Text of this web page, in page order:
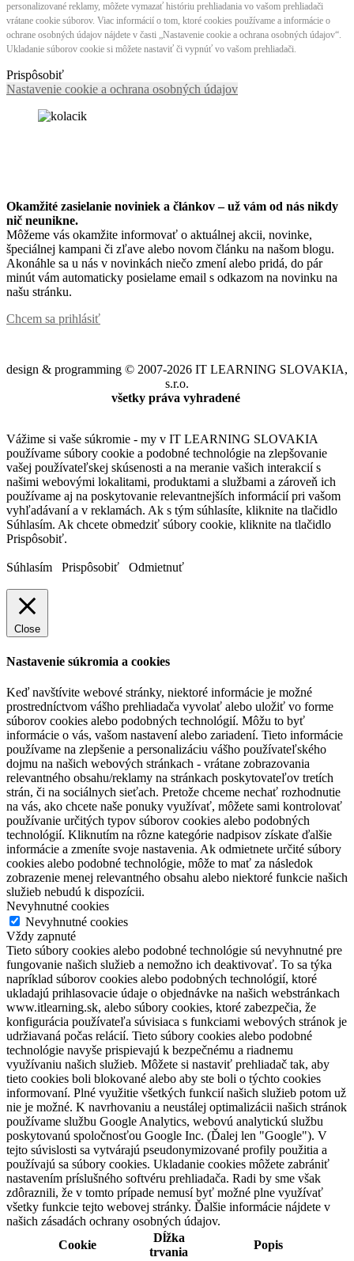
personalizované reklamy, môžete vymazať históriu prehliadania vo vašom prehliadači
vrátane cookie súborov. Viac informácií o tom, ktoré cookies používame a informácie o
ochrane osobných údajov nájdete v časti „Nastavenie cookie a ochrana osobných údajov“.
Ukladanie súborov cookie si môžete nastaviť či vypnúť vo vašom prehliadači.
Prispôsobiť
Nastavenie cookie a ochrana osobných údajov
Okamžité zasielanie noviniek a článkov – už vám od nás nikdy
nič neunikne.
Môžeme vás okamžite informovať o aktuálnej akcii, novinke,
špeciálnej kampani či zľave alebo novom článku na našom blogu.
Akonáhle sa u nás v novinkách niečo zmení alebo pridá, do pár
minút vám automaticky posielame email s odkazom na novinku na
našu stránku.
Chcem sa prihlásiť
design & programming © 2007-2026 IT LEARNING SLOVAKIA,
s.r.o.
všetky práva vyhradené
Vážime si vaše súkromie - my v IT LEARNING SLOVAKIA
používame súbory cookie a podobné technológie na zlepšovanie
vašej používateľskej skúsenosti a na meranie vašich interakcií s
našimi webovými lokalitami, produktami a službami a zároveň ich
používame aj na poskytovanie relevantnejších informácií pri vašom
vyhľadávaní a v reklamách. Ak s tým súhlasíte, kliknite na tlačidlo
Súhlasím. Ak chcete obmedziť súbory cookie, kliknite na tlačidlo
Prispôsobiť.
Súhlasím Prispôsobiť Odmietnuť
Close
Nastavenie súkromia a cookies
Keď navštívite webové stránky, niektoré informácie je možné
prostredníctvom vášho prehliadača vyvolať alebo uložiť vo forme
súborov cookies alebo podobných technológií. Môžu to byť
informácie o vás, vašom nastavení alebo zariadení. Tieto informácie
používame na zlepšenie a personalizáciu vášho používateľského
dojmu na našich webových stránkach - vrátane zobrazovania
relevantného obsahu/reklamy na stránkach poskytovateľov tretích
strán, či na sociálnych sieťach. Pretože chceme nechať rozhodnutie
na vás, ako chcete naše ponuky využívať, môžete sami kontrolovať
používanie určitých typov súborov cookies alebo podobných
technológií. Kliknutím na rôzne kategórie nadpisov získate ďalšie
informácie a zmeníte svoje nastavenia. Ak odmietnete určité súbory
cookies alebo podobné technológie, môže to mať za následok
zobrazenie menej relevantného obsahu alebo niektoré funkcie našich
služieb nebudú k dispozícii.
Nevyhnutné cookies
Nevyhnutné cookies
Vždy zapnuté
Tieto súbory cookies alebo podobné technológie sú nevyhnutné pre
fungovanie našich služieb a nemožno ich deaktivovať. To sa týka
napríklad súborov cookies alebo podobných technológií, ktoré
ukladajú prihlasovacie údaje o objednávke na našich webstránkach
www.itlearning.sk, alebo súbory cookies, ktoré zabezpečia, že
konfigurácia používateľa súvisiaca s funkciami webových stránok je
udržiavaná počas relácií. Tieto súbory cookies alebo podobné
technológie navyše prispievajú k bezpečnému a riadnemu
využívaniu našich služieb. Môžete si nastaviť prehliadač tak, aby
tieto cookies boli blokované alebo aby ste boli o týchto cookies
informovaní. Plné využitie všetkých funkcií našich služieb potom už
nie je možné. K navrhovaniu a neustálej optimalizácii našich stránok
používame službu Google Analytics, webovú analytickú službu
poskytovanú spoločnosťou Google Inc. (Ďalej len "Google"). V
tejto súvislosti sa vytvárajú pseudonymizované profily použitia a
používajú sa súbory cookies. Ukladanie cookies môžete zabrániť
nastavením príslušného softvéru prehliadača. Radi by sme však
zdôraznili, že v tomto prípade nemusí byť možné plne využívať
všetky funkcie tejto webovej stránky. Ďalšie informácie nájdete v
našich zásadách ochrany osobných údajov.
Cookie
Dĺžka
trvania
Popis